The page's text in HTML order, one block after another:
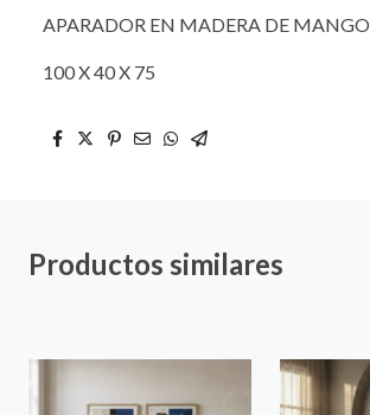
APARADOR EN MADERA DE MANGO
100 X 40 X 75
Productos similares